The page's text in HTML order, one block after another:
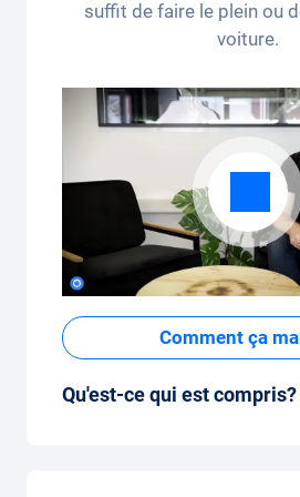
suffit de faire le plein ou
voiture.
Comment ça
Qu'est-ce qui est compris?